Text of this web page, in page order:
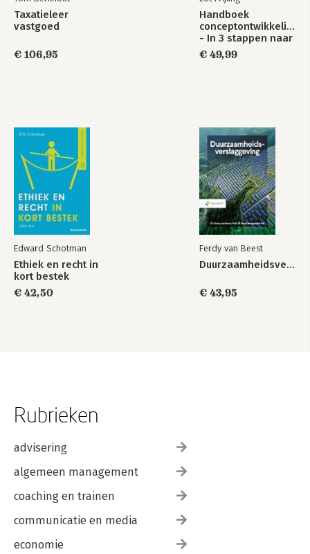
Taxatieleer
vastgoed
€ 106,95
Handboek
conceptontwikkeling
- In 3 stappen naar
waardevolle
locaties
€ 49,99
Edward Schotman
Ethiek en recht in
kort bestek
€ 42,50
Ferdy van Beest
Duurzaamheidsverslaggeving
€ 43,95
Rubrieken
advisering
algemeen management
coaching en trainen
communicatie en media
economie